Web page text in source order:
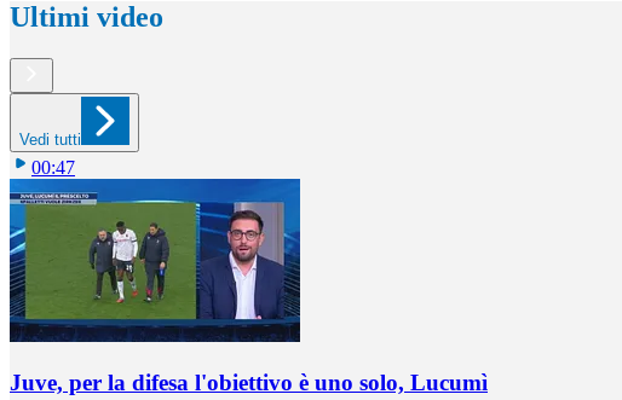
Ultimi video
Vedi tutti
00:47
Juve, per la difesa l'obiettivo è uno solo, Lucumì